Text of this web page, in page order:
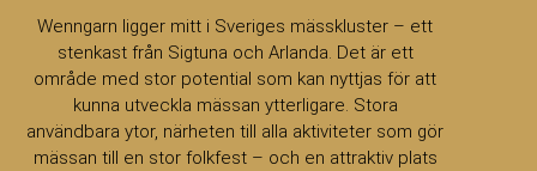
Wenngarn ligger mitt i Sveriges mässkluster – ett
stenkast från Sigtuna och Arlanda. Det är ett
område med stor potential som kan nyttjas för att
kunna utveckla mässan ytterligare. Stora
användbara ytor, närheten till alla aktiviteter som gör
mässan till en stor folkfest – och en attraktiv plats